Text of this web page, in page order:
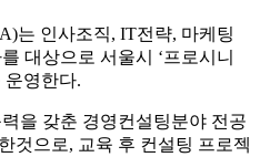
는 인사조직, IT전략, 마케팅
대상으로 서울시 ‘프로시니
운영한다.
을 갖춘 경영컨설팅분야 전공
것으로, 교육 후 컨설팅 프로젝